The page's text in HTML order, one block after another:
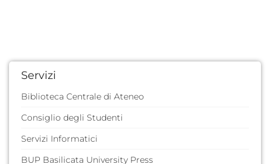
Servizi
Biblioteca Centrale di Ateneo
Consiglio degli Studenti
Servizi Informatici
BUP Basilicata University Press